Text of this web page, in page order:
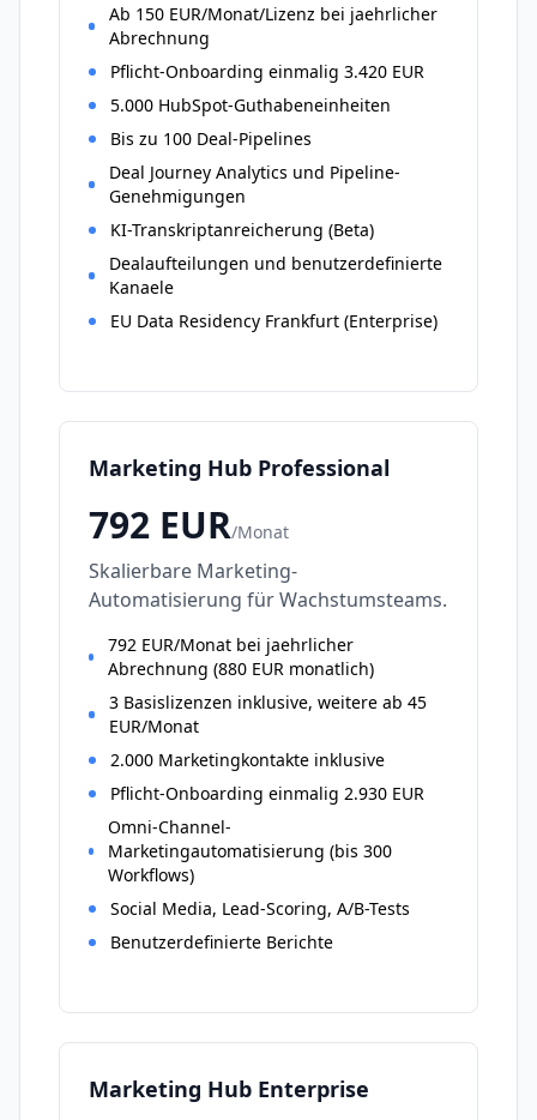
Ab 150 EUR/Monat/Lizenz bei jaehrlicher
Abrechnung
Pflicht-Onboarding einmalig 3.420 EUR
5.000 HubSpot-Guthabeneinheiten
Bis zu 100 Deal-Pipelines
Deal Journey Analytics und Pipeline-
Genehmigungen
KI-Transkriptanreicherung (Beta)
Dealaufteilungen und benutzerdefinierte
Kanaele
EU Data Residency Frankfurt (Enterprise)
Marketing Hub Professional
792 EUR/Monat
Skalierbare Marketing-
Automatisierung für Wachstumsteams.
792 EUR/Monat bei jaehrlicher
Abrechnung (880 EUR monatlich)
3 Basislizenzen inklusive, weitere ab 45
EUR/Monat
2.000 Marketingkontakte inklusive
Pflicht-Onboarding einmalig 2.930 EUR
Omni-Channel-
Marketingautomatisierung (bis 300
Workflows)
Social Media, Lead-Scoring, A/B-Tests
Benutzerdefinierte Berichte
Marketing Hub Enterprise